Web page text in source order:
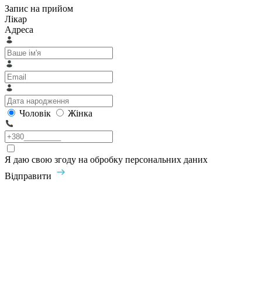
Запис на прийом
Лікар
Адреса
Чоловік Жінка
Я даю свою згоду на обробку персональних даних
Відправити